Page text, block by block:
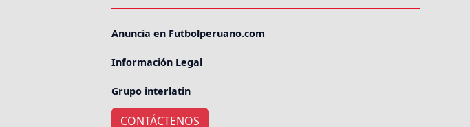
Anuncia en Futbolperuano.com
Información Legal
Grupo interlatin
CONTÁCTENOS